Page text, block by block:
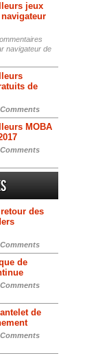
jeux
navigateur de
de
MOBA
des
de
de